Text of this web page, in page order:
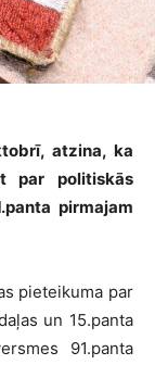
atzina, ka
par politiskās
pirmajam
pieteikuma par
un 15.panta
91.panta